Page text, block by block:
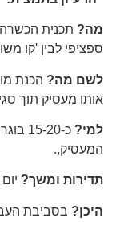
מה? תכנית הכשרה
ספציפי לבין 'קו
לשם מה? הכנת
אותו מעסיק תוך
למי?
כ-
המעסיק,.
תדירות ומשך? יום
היכן? בסביבת